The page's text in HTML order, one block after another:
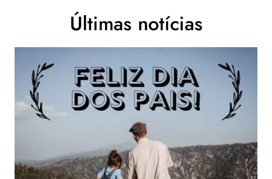
Últimas notícias